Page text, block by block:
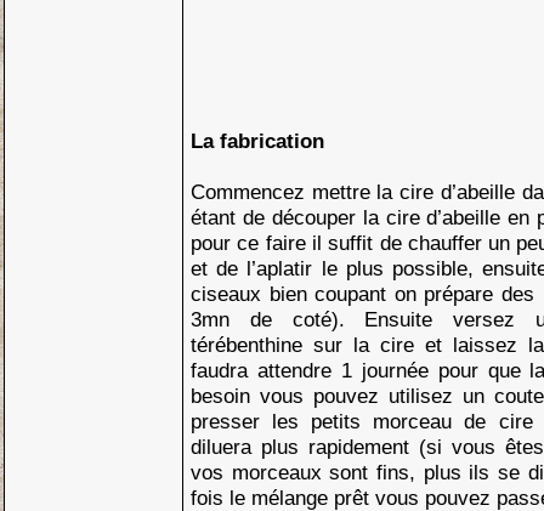
La fabrication
Commencez mettre la cire d’abeille
étant de découper la cire d’abeille en
pour ce faire il suffit de chauffer un
et de l’aplatir le plus possible,
ciseaux bien coupant on prépare
3mn de coté). Ensuite versez
térébenthine sur la cire et laissez
faudra attendre 1 journée pour que
besoin vous pouvez utilisez un
presser les petits morceau de
diluera plus rapidement (si vous
vos morceaux sont fins, plus ils se
fois le mélange prêt vous pouvez